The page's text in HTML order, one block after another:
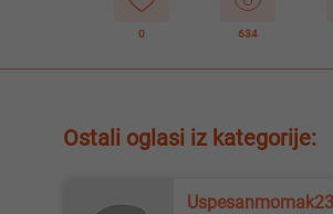
0 634
Ostali oglasi iz kategorije: